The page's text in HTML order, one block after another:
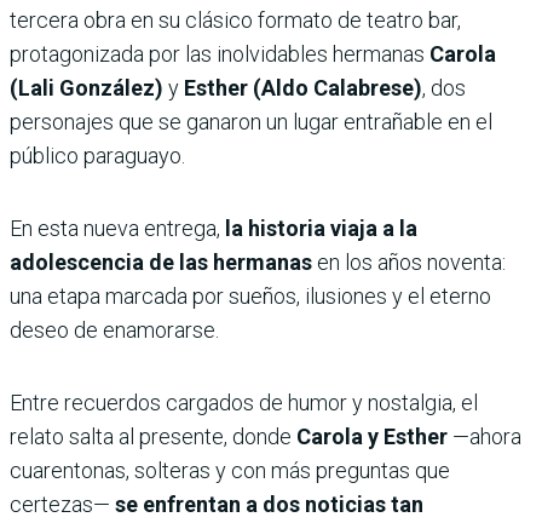
tercera obra en su clásico formato de teatro bar,
protagonizada por las inolvidables hermanas Carola
(Lali González) y Esther (Aldo Calabrese), dos
personajes que se ganaron un lugar entrañable en el
público paraguayo.
En esta nueva entrega, la historia viaja a la
adolescencia de las hermanas en los años noventa:
una etapa marcada por sueños, ilusiones y el eterno
deseo de enamorarse.
Entre recuerdos cargados de humor y nostalgia, el
relato salta al presente, donde Carola y Esther —ahora
cuarentonas, solteras y con más preguntas que
certezas— se enfrentan a dos noticias tan